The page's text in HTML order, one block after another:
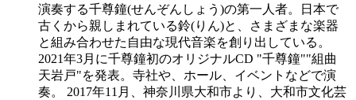
演奏する千尊鐘(せんぞんしょう)の第一人者。日本で
古くから親しまれている鈴(りん)と、さまざまな楽器
と組み合わせた自由な現代音楽を創り出している。
2021年3月に千尊鐘初のオリジナルCD "千尊鐘""組曲
天岩戸"を発表。寺社や、ホール、イベントなどで演
奏。 2017年11月、神奈川県大和市より、大和市文化芸